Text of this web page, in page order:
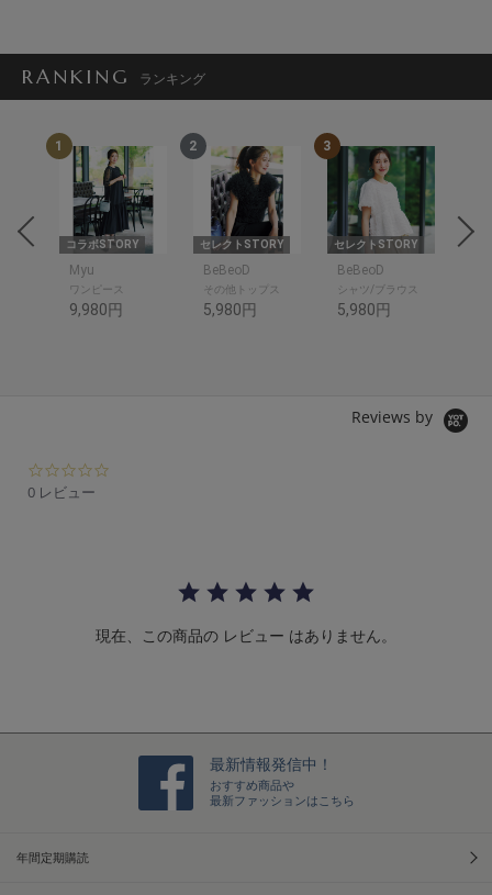
RANKING ランキング
1
コラボSTORY
Myu
ワンピース
9,980円
2
セレクトSTORY
BeBeoD
その他トップス
5,980円
3
セレクトSTORY
BeBeoD
シャツ/ブラウス
5,980円
Reviews by
i
0 レビュー
現在、この商品の レビュー はありません。
最新情報発信中！
おすすめ商品や
最新ファッションはこちら
年間定期購読